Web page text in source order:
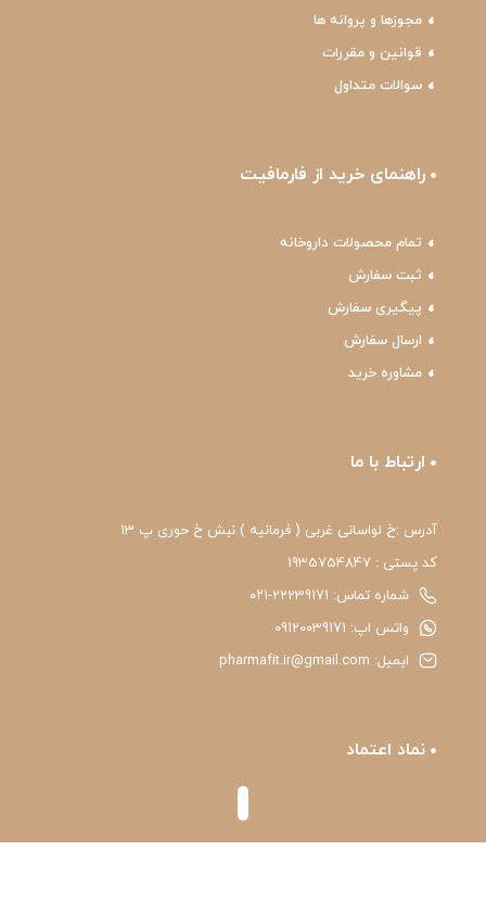
مجوزها و پروانه ها
قوانین و مقررات
سوالات متداول
راهنمای خرید از فارمافیت
تمام محصولات داروخانه
ثبت سفارش
پیگیری سفارش
ارسال سفارش
مشاوره خرید
ارتباط با ما
آدرس :خ لواسانی غربی ( فرمانیه ) نبش خ حوری پ 13
کد پستی : 1935754847
شماره تماس: 22239171-۰۲۱
واتس اپ: 09120039171
ایمیل: pharmafit.ir@gmail.com
نماد اعتماد